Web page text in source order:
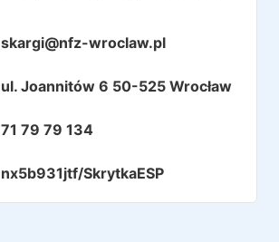
skargi@nfz-wroclaw.pl
ul. Joannitów 6 50-525 Wrocław
71 79 79 134
nx5b931jtf/SkrytkaESP